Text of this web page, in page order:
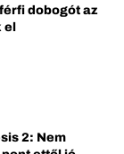
dobogót az
el
2: Nem